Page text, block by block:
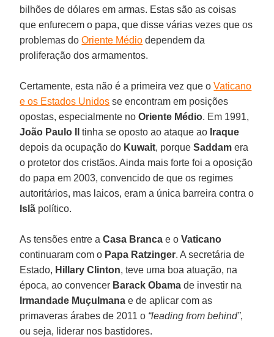
bilhões de dólares em armas. Estas são as coisas
que enfurecem o papa, que disse várias vezes que os
problemas doOriente Médio dependem da
proliferação dos armamentos.
Certamente, esta não é a primeira vez que oVaticano
e os Estados Unidos se encontram em posições
opostas, especialmente no Oriente Médio. Em 1991,
João Paulo II
tinha se oposto ao ataque ao Iraque
depois da ocupação do Kuwait, porqueSaddam era
o protetor dos cristãos. Ainda mais forte foi a oposição
do papa em 2003, convencido de que os regimes
autoritários, mas laicos, eram a única barreira contra o
Islã político.
As tensões entre aCasa Branca e oVaticano
continuaram com o Papa Ratzinger. A secretária de
Estado, Hillary Clinton, teve uma boa atuação, na
época, ao convencer Barack Obama de investir na
Irmandade Muçulmana e de aplicar com as
primaveras árabes de 2011 o “leading from behind”,
ou seja, liderar nos bastidores.